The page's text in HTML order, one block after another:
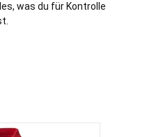
was du für Kontrolle